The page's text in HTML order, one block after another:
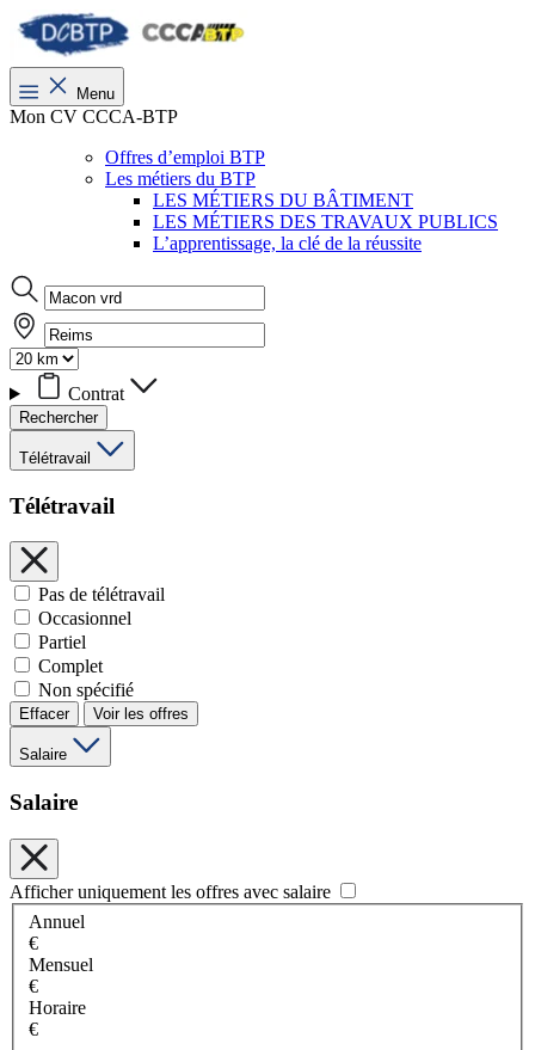
Menu
Mon CV CCCA-BTP
Offres d’emploi BTP
Les métiers du BTP
LES MÉTIERS DU BÂTIMENT
LES MÉTIERS DES TRAVAUX PUBLICS
L’apprentissage, la clé de la réussite
Contrat
Rechercher
Télétravail
Télétravail
Pas de télétravail
Occasionnel
Partiel
Complet
Non spécifié
Effacer Voir les offres
Salaire
Salaire
Afficher uniquement les offres avec salaire
Annuel
€
Mensuel
€
Horaire
€